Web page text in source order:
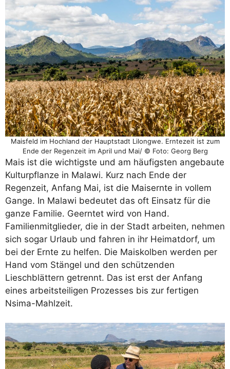
Maisfeld im Hochland der Hauptstadt Lilongwe. Erntezeit ist zum
Ende der Regenzeit im April und Mai/ © Foto: Georg Berg
Mais ist die wichtigste und am häufigsten angebaute
Kulturpflanze in Malawi. Kurz nach Ende der
Regenzeit, Anfang Mai, ist die Maisernte in vollem
Gange. In Malawi bedeutet das oft Einsatz für die
ganze Familie. Geerntet wird von Hand.
Familienmitglieder, die in der Stadt arbeiten, nehmen
sich sogar Urlaub und fahren in ihr Heimatdorf, um
bei der Ernte zu helfen. Die Maiskolben werden per
Hand vom Stängel und den schützenden
Lieschblättern getrennt. Das ist erst der Anfang
eines arbeitsteiligen Prozesses bis zur fertigen
Nsima-Mahlzeit.